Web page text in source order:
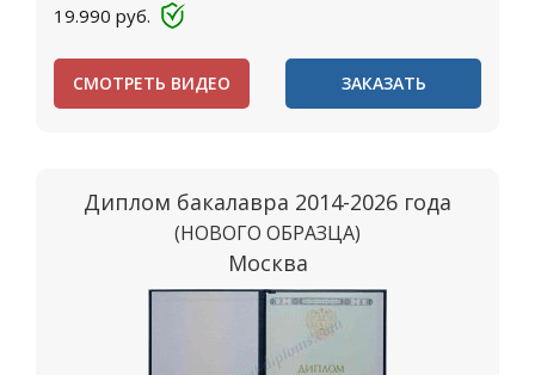
19.990 руб.
СМОТРЕТЬ ВИДЕО ЗАКАЗАТЬ
Диплом бакалавра 2014-2026 года
(НОВОГО ОБРАЗЦА)
Москва